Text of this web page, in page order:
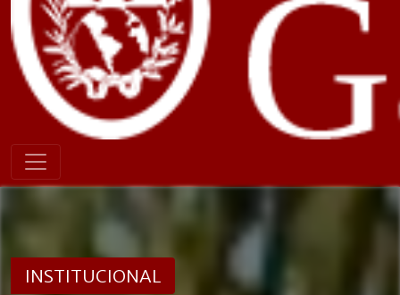
INSTITUCIONAL